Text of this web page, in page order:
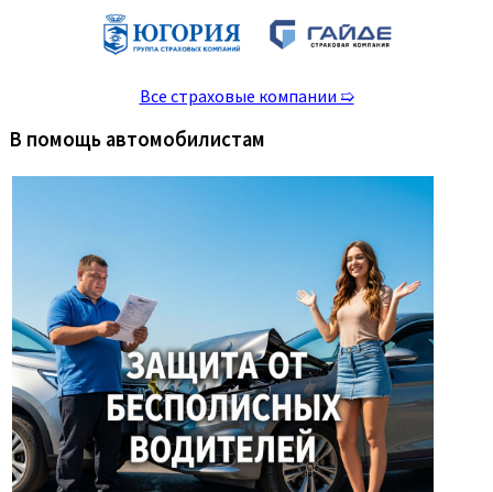
Все страховые компании ➯
В помощь автомобилистам